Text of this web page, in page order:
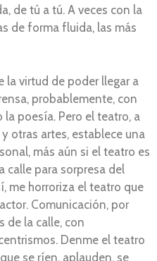
de tú a tú. A veces con la
de forma fluida, las más
la virtud de poder llegar a
probablemente, con
poesía. Pero el teatro, a
otras artes, establece una
más aún si el teatro es
calle para sorpresa del
me horroriza el teatro que
Comunicación, por
de la calle, con
Denme el teatro
se ríen, aplauden, se